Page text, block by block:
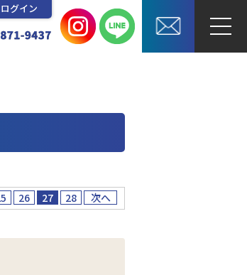
ログイン
26 27 28
次へ